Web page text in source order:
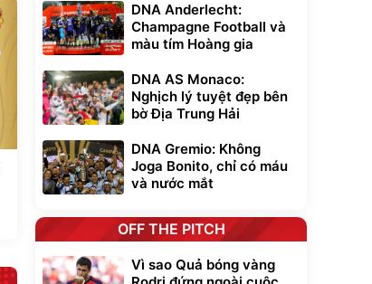
DNA Anderlecht:
Champagne Football và
màu tím Hoàng gia
DNA AS Monaco:
Nghịch lý tuyệt đẹp bên
bờ Địa Trung Hải
DNA Gremio: Không
Joga Bonito, chỉ có máu
và nước mắt
OFF THE PITCH
Vì sao Quả bóng vàng